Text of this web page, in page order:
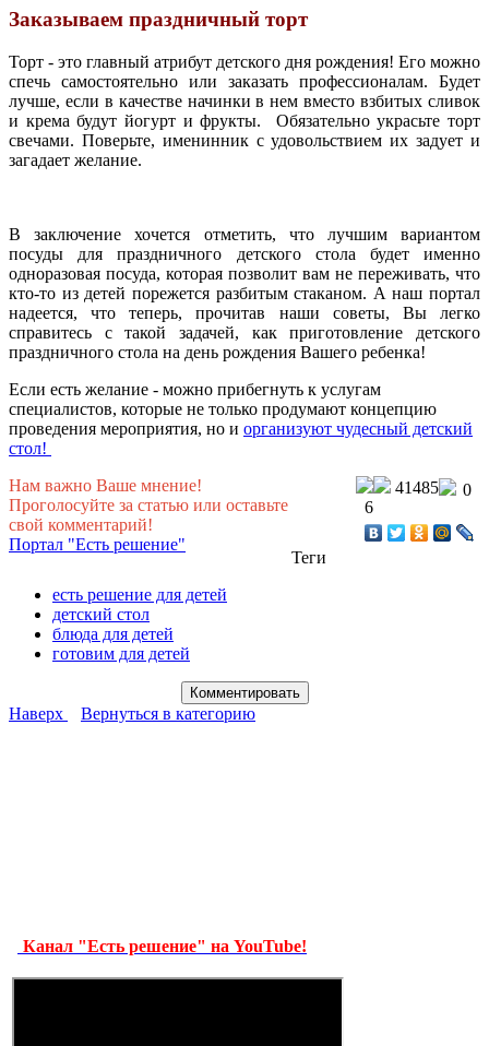
Заказываем праздничный торт
Торт - это главный атрибут детского дня рождения! Его можно
спечь самостоятельно или заказать профессионалам. Будет
лучше, если в качестве начинки в нем вместо взбитых сливок
и крема будут йогурт и фрукты. Обязательно украсьте торт
свечами. Поверьте, именинник с удовольствием их задует и
загадает желание.
В заключение хочется отметить, что лучшим вариантом
посуды для праздничного детского стола будет именно
одноразовая посуда, которая позволит вам не переживать, что
кто-то из детей порежется разбитым стаканом. А наш портал
надеется, что теперь, прочитав наши советы, Вы легко
справитесь с такой задачей, как приготовление детского
праздничного стола на день рождения Вашего ребенка!
Если есть желание - можно прибегнуть к услугам
специалистов, которые не только продумают концепцию
проведения мероприятия, но и организуют чудесный детский
стол!
Нам важно Ваше мнение!
Проголосуйте за статью или оставьте
свой комментарий!
Портал "Есть решение"
0
41485
6
Теги
есть решение для детей
детский стол
блюда для детей
готовим для детей
Наверх Вернуться в категорию
Канал "Есть решение" на YouTube!